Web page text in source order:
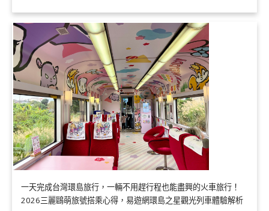
一天完成台灣環島旅行，一輛不用趕行程也能盡興的火車旅行！
2026三麗鷗萌旅號搭乘心得，易遊網環島之星觀光列車體驗解析